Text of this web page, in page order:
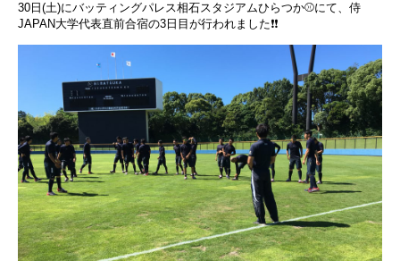
30日(土)にバッティングパレス相石スタジアムひらつか⚾️にて、侍
JAPAN大学代表直前合宿の3日目が行われました❗️❗️